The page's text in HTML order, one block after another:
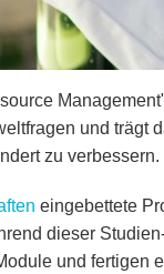
und trägt
zu verbessern.
eingebettete
dieser
und fertigen